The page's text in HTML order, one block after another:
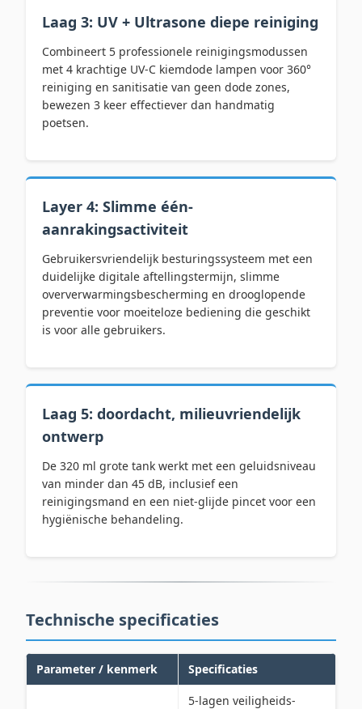
Laag 3: UV + Ultrasone diepe reiniging
Combineert 5 professionele reinigingsmodussen
met 4 krachtige UV-C kiemdode lampen voor 360°
reiniging en sanitisatie van geen dode zones,
bewezen 3 keer effectiever dan handmatig
poetsen.
Layer 4: Slimme één-
aanrakingsactiviteit
Gebruikersvriendelijk besturingssysteem met een
duidelijke digitale aftellingstermijn, slimme
oververwarmingsbescherming en drooglopende
preventie voor moeiteloze bediening die geschikt
is voor alle gebruikers.
Laag 5: doordacht, milieuvriendelijk
ontwerp
De 320 ml grote tank werkt met een geluidsniveau
van minder dan 45 dB, inclusief een
reinigingsmand en een niet-glijde pincet voor een
hygiënische behandeling.
Technische specificaties
Parameter / kenmerk Specificaties
5-lagen veiligheids-